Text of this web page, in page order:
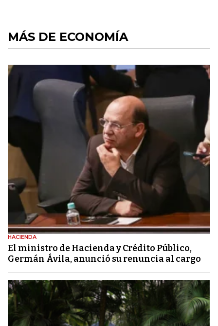
MÁS DE ECONOMÍA
HACIENDA
El ministro de Hacienda y Crédito Público,
Germán Ávila, anunció su renuncia al cargo